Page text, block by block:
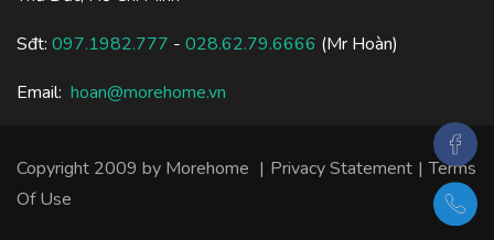
Sđt: 097.1982.777 - 028.62.79.6666 (Mr Hoàn)
Email: hoan@morehome.vn
Copyright 2009 by Morehome | Privacy Statement | Terms
Of Use